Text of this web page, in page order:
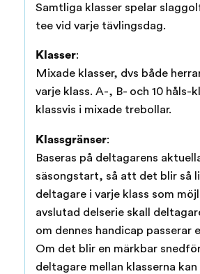
Samtliga klasser spelar
tee vid varje tävlingsdag.
Klasser:
Mixade klasser, dvs både
varje klass. A-, B- och 10 håls-
klassvis i mixade trebollar.
Klassgränser:
Baseras på deltagarens
säsongstart, så att det blir så
deltagare i varje klass som
avslutad delserie skall
om dennes handicap passerar
Om det blir en märkbar
deltagare mellan klasserna kan